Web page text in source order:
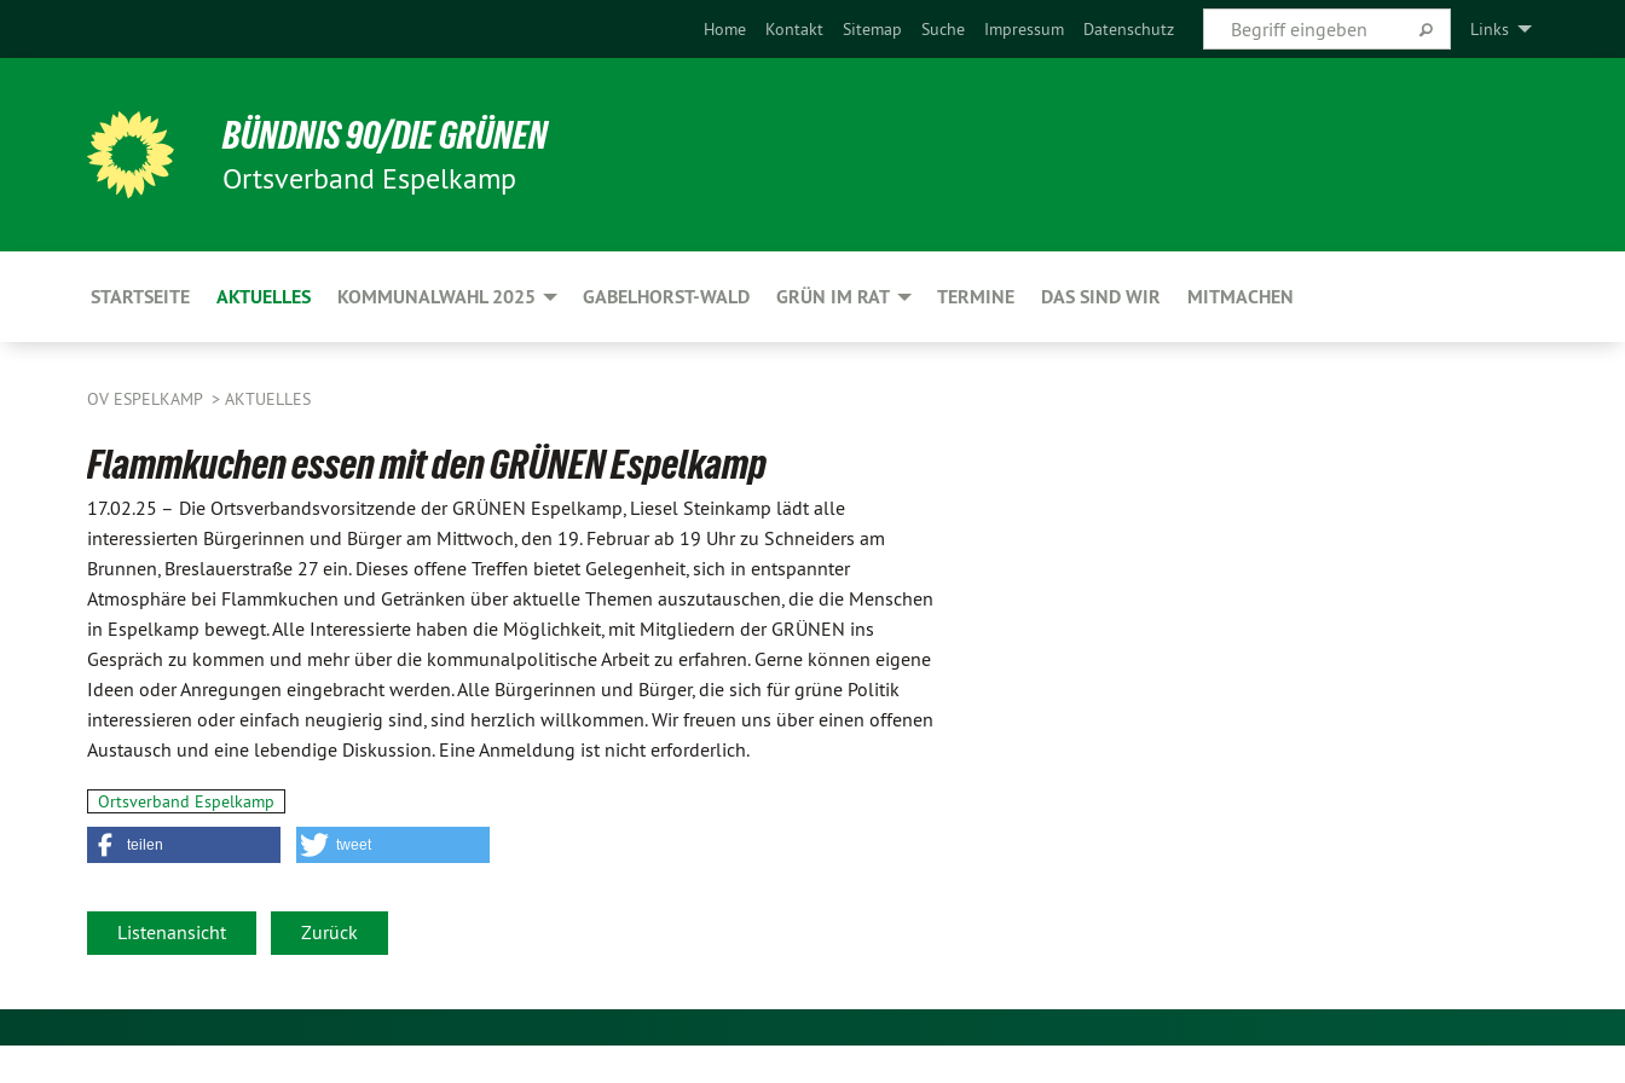
Links
Home Kontakt Sitemap Suche Impressum Datenschutz
BÜNDNIS 90/DIE GRÜNEN
Ortsverband Espelkamp
STARTSEITE AKTUELLES KOMMUNALWAHL 2025 GABELHORST-WALD GRÜN IM RAT TERMINE DAS SIND WIR MITMACHEN
OV ESPELKAMP AKTUELLES
Flammkuchen essen mit den GRÜNEN Espelkamp
17.02.25 – Die Ortsverbandsvorsitzende der GRÜNEN Espelkamp, Liesel Steinkamp lädt alle
interessierten Bürgerinnen und Bürger am Mittwoch, den 19. Februar ab 19 Uhr zu Schneiders am
Brunnen, Breslauerstraße 27 ein. Dieses offene Treffen bietet Gelegenheit, sich in entspannter
Atmosphäre bei Flammkuchen und Getränken über aktuelle Themen auszutauschen, die die Menschen
in Espelkamp bewegt. Alle Interessierte haben die Möglichkeit, mit Mitgliedern der GRÜNEN ins
Gespräch zu kommen und mehr über die kommunalpolitische Arbeit zu erfahren. Gerne können eigene
Ideen oder Anregungen eingebracht werden. Alle Bürgerinnen und Bürger, die sich für grüne Politik
interessieren oder einfach neugierig sind, sind herzlich willkommen. Wir freuen uns über einen offenen
Austausch und eine lebendige Diskussion. Eine Anmeldung ist nicht erforderlich.
Ortsverband Espelkamp
teilen tweet
Listenansicht Zurück